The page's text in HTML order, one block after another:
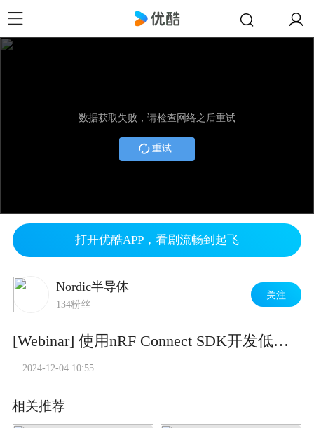
数据获取失败，请检查网络之后重试
重试
打开优酷APP，看剧流畅到起飞
Nordic半导体
134粉丝
关注
[Webinar] 使用nRF Connect SDK开发低功耗蓝牙产品
2024-12-04 10:55
相关推荐